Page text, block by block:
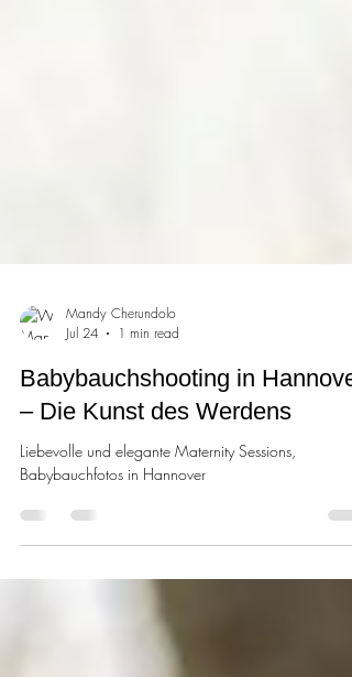
Jul 24
1 min read
Babybauchshooting in Hannover
– Die Kunst des Werdens
Babybauchfotos in Hannover